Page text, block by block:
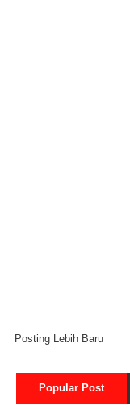
Posting Lebih Baru
Popular Post